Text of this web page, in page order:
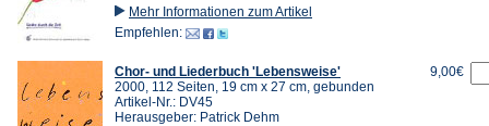
Mehr Informationen zum Artikel
Empfehlen:
Chor- und Liederbuch 'Lebensweise'
2000, 112 Seiten, 19 cm x 27 cm, gebunden
Artikel-Nr.: DV45
Herausgeber: Patrick Dehm
9,00€